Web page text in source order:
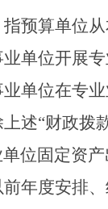
指预算单位
业单位开展
业单位在专
上述“财政拨
位固定资
年度安排